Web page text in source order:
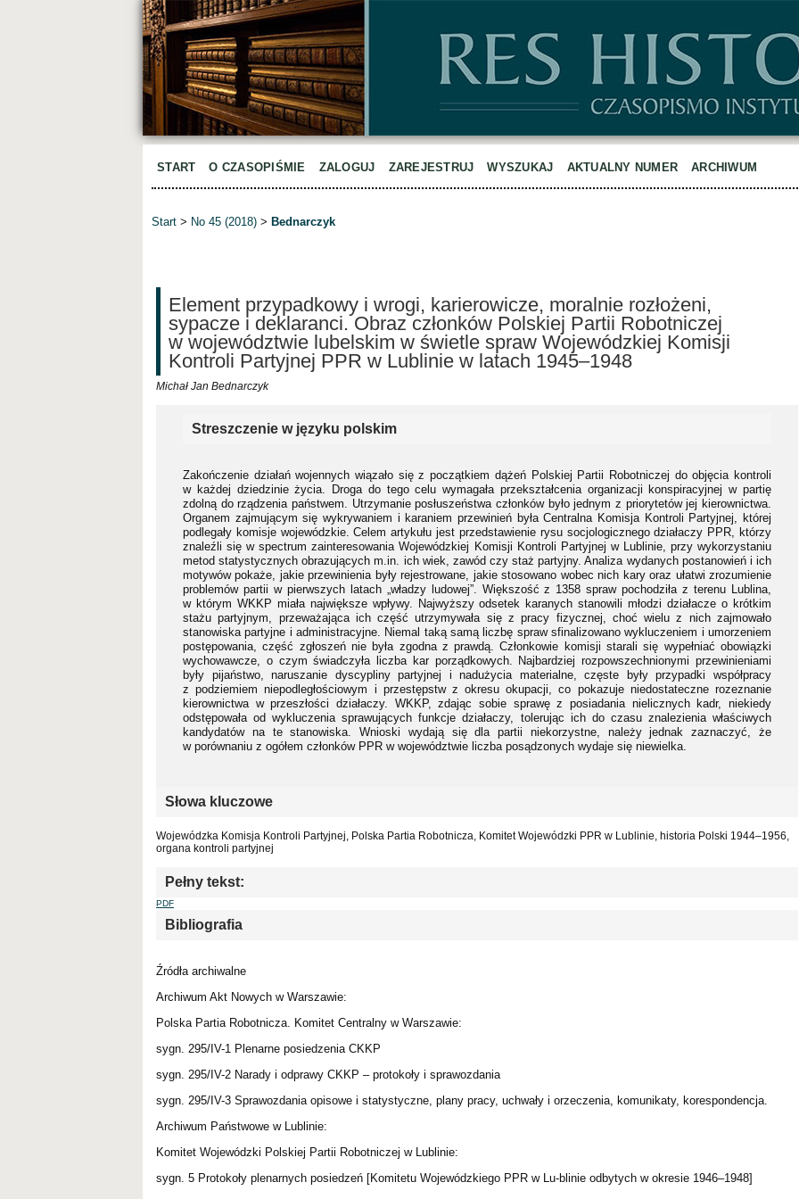
START O CZASOPIŚMIE ZALOGUJ ZAREJESTRUJ WYSZUKAJ AKTUALNY NUMER ARCHIWUM
Start > No 45 (2018) > Bednarczyk
Element przypadkowy i wrogi, karierowicze, moralnie rozłożeni,
sypacze i deklaranci. Obraz członków Polskiej Partii Robotniczej
w województwie lubelskim w świetle spraw Wojewódzkiej Komisji
Kontroli Partyjnej PPR w Lublinie w latach 1945–1948
Michał Jan Bednarczyk
Streszczenie w języku polskim
Zakończenie działań wojennych wiązało się z początkiem dążeń Polskiej Partii Robotniczej do objęcia kontroli
w każdej dziedzinie życia. Droga do tego celu wymagała przekształcenia organizacji konspiracyjnej w partię
zdolną do rządzenia państwem. Utrzymanie posłuszeństwa członków było jednym z priorytetów jej kierownictwa.
Organem zajmującym się wykrywaniem i karaniem przewinień była Centralna Komisja Kontroli Partyjnej, której
podlegały komisje wojewódzkie. Celem artykułu jest przedstawienie rysu socjologicznego działaczy PPR, którzy
znaleźli się w spectrum zainteresowania Wojewódzkiej Komisji Kontroli Partyjnej w Lublinie, przy wykorzystaniu
metod statystycznych obrazujących m.in. ich wiek, zawód czy staż partyjny. Analiza wydanych postanowień i ich
motywów pokaże, jakie przewinienia były rejestrowane, jakie stosowano wobec nich kary oraz ułatwi zrozumienie
problemów partii w pierwszych latach „władzy ludowej”. Większość z 1358 spraw pochodziła z terenu Lublina,
w którym WKKP miała największe wpływy. Najwyższy odsetek karanych stanowili młodzi działacze o krótkim
stażu partyjnym, przeważająca ich część utrzymywała się z pracy fizycznej, choć wielu z nich zajmowało
stanowiska partyjne i administracyjne. Niemal taką samą liczbę spraw sfinalizowano wykluczeniem i umorzeniem
postępowania, część zgłoszeń nie była zgodna z prawdą. Członkowie komisji starali się wypełniać obowiązki
wychowawcze, o czym świadczyła liczba kar porządkowych. Najbardziej rozpowszechnionymi przewinieniami
były pijaństwo, naruszanie dyscypliny partyjnej i nadużycia materialne, częste były przypadki współpracy
z podziemiem niepodległościowym i przestępstw z okresu okupacji, co pokazuje niedostateczne rozeznanie
kierownictwa w przeszłości działaczy. WKKP, zdając sobie sprawę z posiadania nielicznych kadr, niekiedy
odstępowała od wykluczenia sprawujących funkcje działaczy, tolerując ich do czasu znalezienia właściwych
kandydatów na te stanowiska. Wnioski wydają się dla partii niekorzystne, należy jednak zaznaczyć, że
w porównaniu z ogółem członków PPR w województwie liczba posądzonych wydaje się niewielka.
Słowa kluczowe
Wojewódzka Komisja Kontroli Partyjnej, Polska Partia Robotnicza, Komitet Wojewódzki PPR w Lublinie, historia Polski 1944–1956,
organa kontroli partyjnej
Pełny tekst:
PDF
Bibliografia
Źródła archiwalne
Archiwum Akt Nowych w Warszawie:
Polska Partia Robotnicza. Komitet Centralny w Warszawie:
sygn. 295/IV-1 Plenarne posiedzenia CKKP
sygn. 295/IV-2 Narady i odprawy CKKP – protokoły i sprawozdania
sygn. 295/IV-3 Sprawozdania opisowe i statystyczne, plany pracy, uchwały i orzeczenia, komunikaty, korespondencja.
Archiwum Państwowe w Lublinie:
Komitet Wojewódzki Polskiej Partii Robotniczej w Lublinie:
sygn. 5 Protokoły plenarnych posiedzeń [Komitetu Wojewódzkiego PPR w Lu-blinie odbytych w okresie 1946–1948]